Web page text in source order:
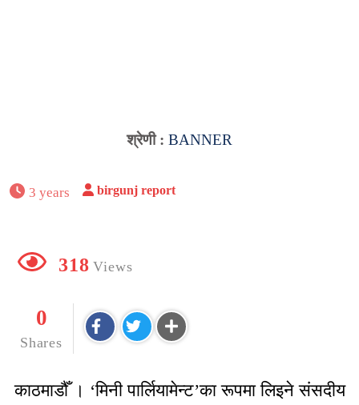
श्रेणी : BANNER
3 years birgunj report
318 Views
0
Shares
काठमाडौँ । ‘मिनी पार्लियामेन्ट’का रूपमा लिइने संसदीय